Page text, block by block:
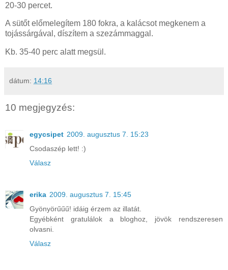
20-30 percet.
A sütőt előmelegítem 180 fokra, a kalácsot megkenem a
tojássárgával, díszítem a szezámmaggal.
Kb. 35-40 perc alatt megsül.
dátum: 14:16
10 megjegyzés:
egycsipet 2009. augusztus 7. 15:23
Csodaszép lett! :)
Válasz
erika 2009. augusztus 7. 15:45
Gyönyörűűű! idáig érzem az illatát.
Egyébként gratulálok a bloghoz, jövök rendszeresen
olvasni.
Válasz